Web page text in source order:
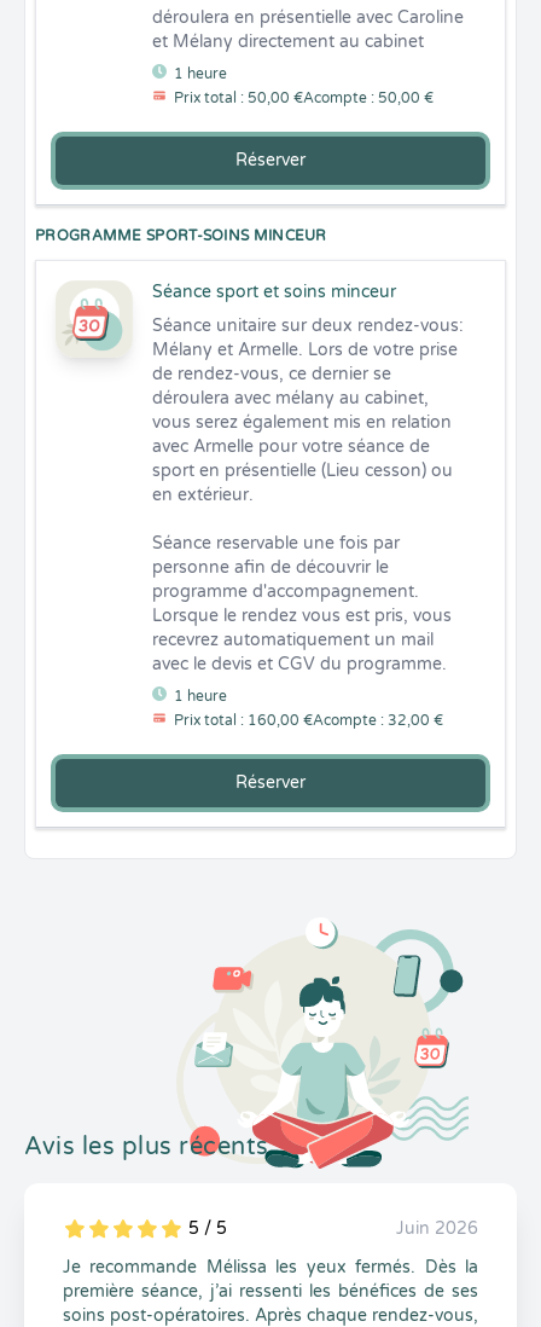
1 heure
Prix total : 50,00 €Acompte : 50,00 €
déroulera en présentielle avec Caroline
et Mélany directement au cabinet
Réserver
PROGRAMME SPORT-SOINS MINCEUR
Séance sport et soins minceur
1 heure
Prix total : 160,00 €Acompte : 32,00 €
Séance unitaire sur deux rendez-vous:
Mélany et Armelle. Lors de votre prise
de rendez-vous, ce dernier se
déroulera avec mélany au cabinet,
vous serez également mis en relation
avec Armelle pour votre séance de
sport en présentielle (Lieu cesson) ou
en extérieur.
Séance reservable une fois par
personne afin de découvrir le
programme d'accompagnement.
Lorsque le rendez vous est pris, vous
recevrez automatiquement un mail
avec le devis et CGV du programme.
Réserver
Avis les plus récents
5
1
5
0 5 / 5
Juin 2026
Je recommande Mélissa les yeux fermés. Dès la
première séance, j’ai ressenti les bénéfices de ses
soins post-opératoires. Après chaque rendez-vous,